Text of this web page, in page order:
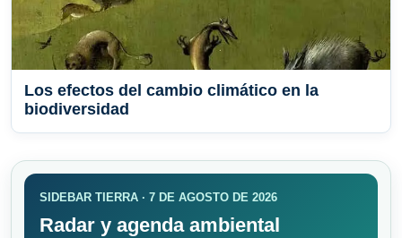
Los efectos del cambio climático en la
biodiversidad
SIDEBAR TIERRA · 7 DE AGOSTO DE 2026
Radar y agenda ambiental